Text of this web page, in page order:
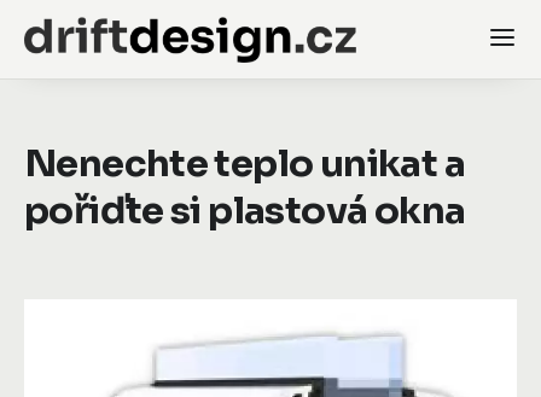
Nenechte teplo unikat a
pořiďte si plastová okna